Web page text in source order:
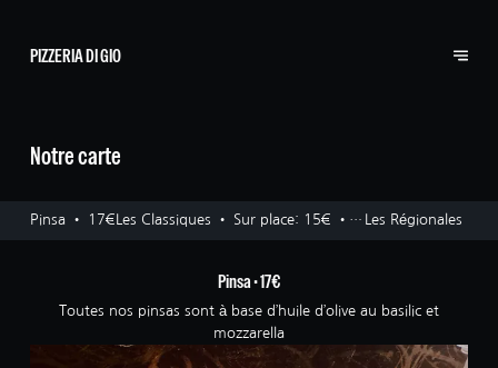
PIZZERIA DI GIO
Notre carte
Pinsa • 17€
Les Classiques • Sur place: 15€ • A
Les Régionales •
Pinsa • 17€
Toutes nos pinsas sont à base d’huile d’olive au basilic et
mozzarella